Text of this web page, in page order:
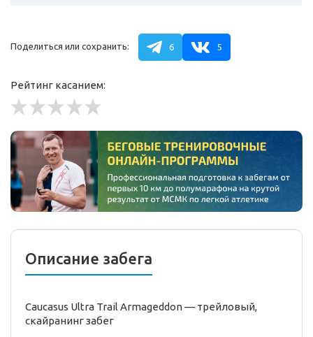
Поделиться или сохранить: 6 5
Рейтинг касанием:
Описание забега
Caucasus Ultra Trail Armageddon — трейловый,
скайранингзабег